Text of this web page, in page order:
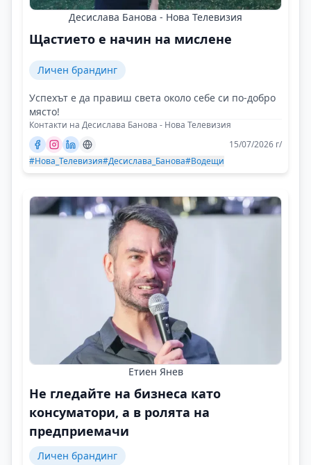
Десислава Банова - Нова Телевизия
Щастието е начин на мислене
Личен брандинг
Успехът е да правиш света около себе си по-добро
място!
Контакти на Десислава Банова - Нова Телевизия
15/07/2026 г/
#Нова_Телевизия#Десислава_Банова#Водещи
Етиен Янев
Не гледайте на бизнеса като
консуматори, а в ролята на
предприемачи
Личен брандинг